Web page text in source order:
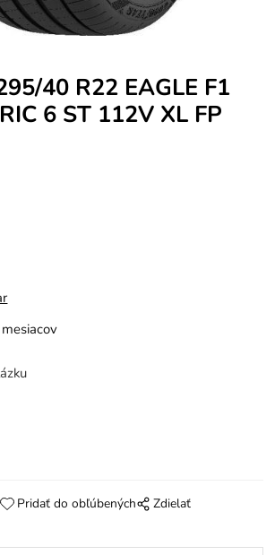
40 R22 EAGLE F1
6 ST 112V XL FP
Pridať do obľúbených Zdielať